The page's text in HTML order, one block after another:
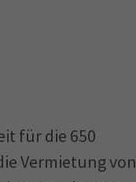
für die 650
Vermietung von